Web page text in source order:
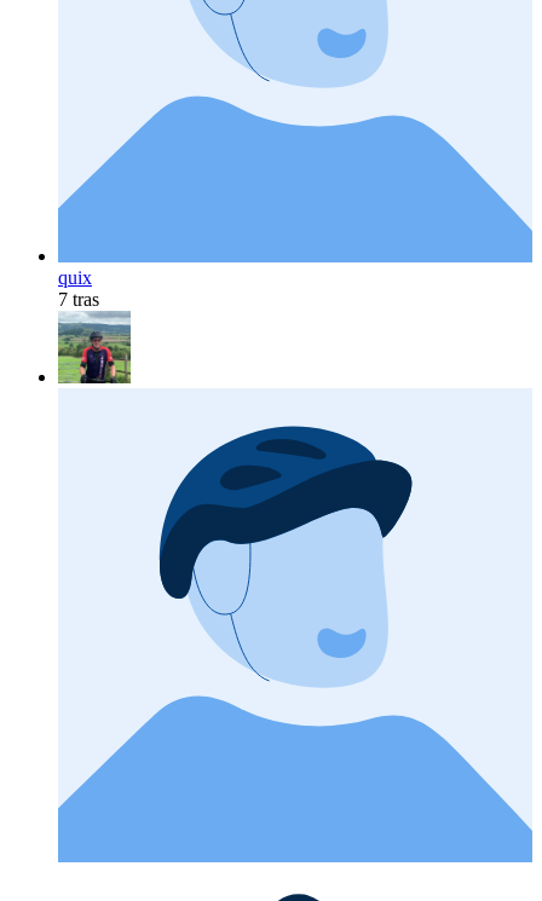
quix
7 tras